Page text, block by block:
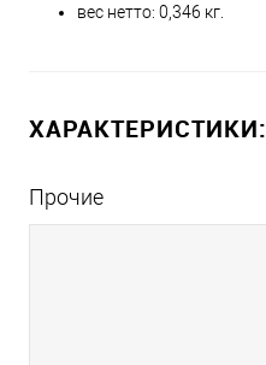
вес нетто: 0,346 кг.
ХАРАКТЕРИСТИКИ:
Прочие